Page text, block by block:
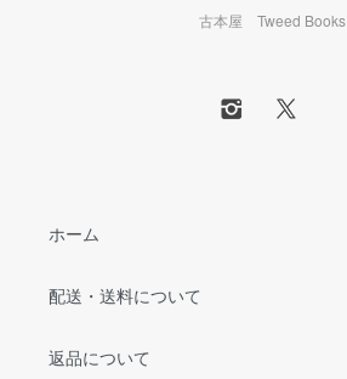
古本屋 Tweed Books
ホーム
配送・送料について
返品について